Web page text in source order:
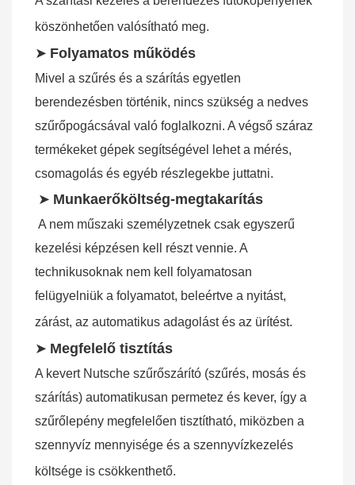
köszönhetően valósítható meg.
➤ Folyamatos működés
Mivel a szűrés és a szárítás egyetlen
berendezésben történik, nincs szükség a nedves
szűrőpogácsával való foglalkozni. A végső száraz
termékeket gépek segítségével lehet a mérés,
csomagolás és egyéb részlegekbe juttatni.
➤ Munkaerőköltség-megtakarítás
A nem műszaki személyzetnek csak egyszerű
kezelési képzésen kell részt vennie. A
technikusoknak nem kell folyamatosan
felügyelniük a folyamatot, beleértve a nyitást,
zárást, az automatikus adagolást és az ürítést.
➤ Megfelelő tisztítás
A kevert Nutsche szűrőszárító (szűrés, mosás és
szárítás) automatikusan permetez és kever, így a
szűrőlepény megfelelően tisztítható, miközben a
szennyvíz mennyisége és a szennyvízkezelés
költsége is csökkenthető.